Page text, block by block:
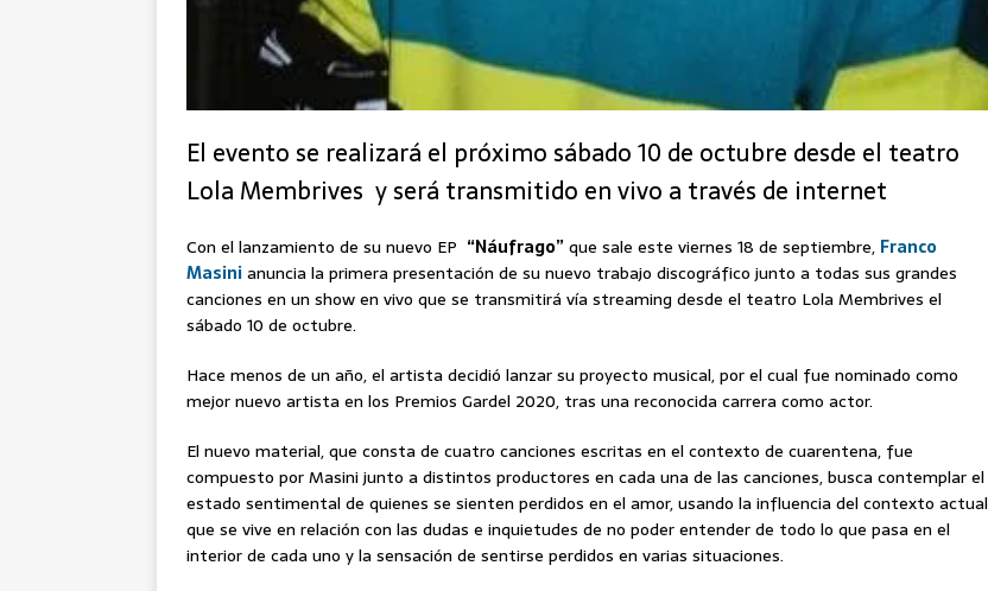
El evento se realizará el próximo sábado 10 de octubre desde el teatro
Lola Membrives y será transmitido en vivo a través de internet
Con el lanzamiento de su nuevo EP “Náufrago”que sale este viernes 18 de septiembre, Franco
Masinianuncia la primera presentación de su nuevo trabajo discográfico junto a todas sus grandes
canciones en un show en vivo que se transmitirá vía streaming desde el teatro Lola Membrives el
sábado 10 de octubre.
Hace menos de un año, el artista decidió lanzar su proyecto musical, por el cual fue nominado como
mejor nuevo artista en los Premios Gardel 2020, tras una reconocida carrera como actor.
El nuevo material, que consta de cuatro canciones escritas en el contexto de cuarentena, fue
compuesto por Masini junto a distintos productores en cada una de las canciones, busca contemplar el
estado sentimental de quienes se sienten perdidos en el amor, usando la influencia del contexto actual
que se vive en relación con las dudas e inquietudes de no poder entender de todo lo que pasa en el
interior de cada uno y la sensación de sentirse perdidos en varias situaciones.